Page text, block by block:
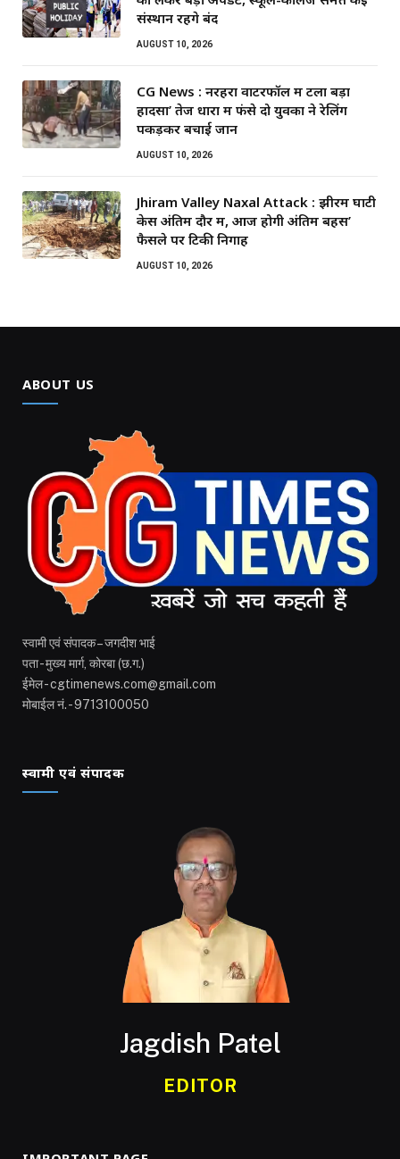
संस्थान रहेंगे बंद
AUGUST 10, 2026
CG News : नरहरा वाटरफॉल में टला बड़ा
हादसा’ तेज धारा में फंसे दो युवकों ने रेलिंग
पकड़कर बचाई जान
AUGUST 10, 2026
Jhiram Valley Naxal Attack : झीरम घाटी
केस अंतिम दौर में, आज होगी अंतिम बहस’
फैसले पर टिकी निगाहें
AUGUST 10, 2026
ABOUT US
स्वामी एवं संपादक – जगदीश भाई
पता - मुख्य मार्ग, कोरबा (छ.ग.)
ईमेल - cgtimenews.com@gmail.com
मोबाईल नं. - 9713100050
स्वामी एवं संपादक
Jagdish Patel
EDITOR